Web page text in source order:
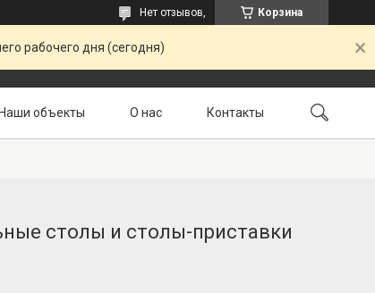
Корзина
Нет отзывов,
рабочего дня (сегодня)
объекты О нас Контакты
столы и столы-приставки